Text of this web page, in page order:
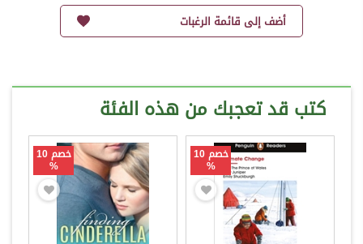
أضف إلى قائمة الرغبات
كتب قد تعجبك من هذه الفئة
خصم 10
%
خصم 10
%